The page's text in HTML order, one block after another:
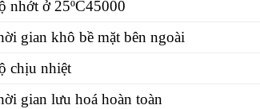
nhớt ở 25ºC45000
gian khô bề mặt bên ngoài
chịu nhiệt
gian lưu hoá hoàn toàn